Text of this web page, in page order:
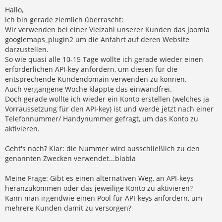
t
r
a
g
Hallo,
ich bin gerade ziemlich überrascht:
Wir verwenden bei einer Vielzahl unserer Kunden das Joomla
googlemaps_plugin2 um die Anfahrt auf deren Website
darzustellen.
So wie quasi alle 10-15 Tage wollte ich gerade wieder einen
erforderlichen API-key anfordern, um diesen für die
entsprechende Kundendomain verwenden zu können.
Auch vergangene Woche klappte das einwandfrei.
Doch gerade wollte ich wieder ein Konto erstellen (welches ja
Vorraussetzung für den API-key) ist und werde jetzt nach einer
Telefonnummer/ Handynummer gefragt, um das Konto zu
aktivieren.
Geht's noch? Klar: die Nummer wird ausschließlich zu den
genannten Zwecken verwendet...blabla
Meine Frage: Gibt es einen alternativen Weg, an API-keys
heranzukommen oder das jeweilige Konto zu aktivieren?
Kann man irgendwie einen Pool für API-keys anfordern, um
mehrere Kunden damit zu versorgen?